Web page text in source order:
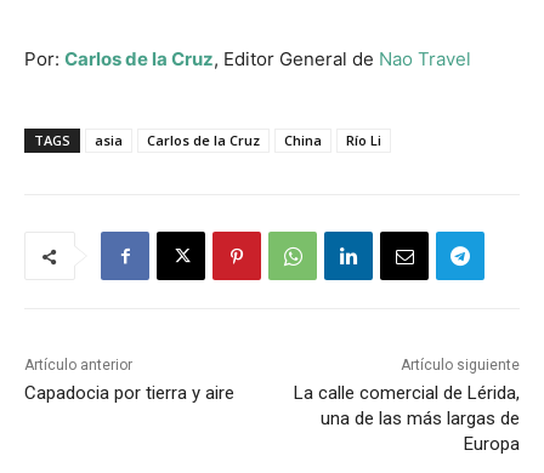
Por: Carlos de la Cruz, Editor General de Nao Travel
TAGS asia Carlos de la Cruz China Río Li
Artículo anterior
Capadocia por tierra y aire
Artículo siguiente
La calle comercial de Lérida,
una de las más largas de
Europa